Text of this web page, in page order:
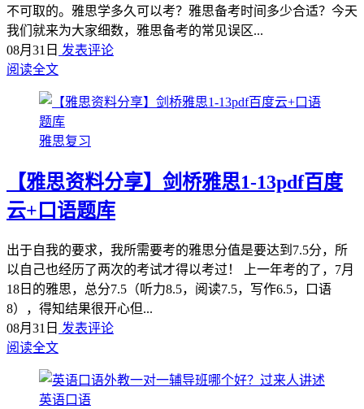
不可取的。雅思学多久可以考？雅思备考时间多少合适？今天
我们就来为大家细数，雅思备考的常见误区...
08月31日 发表评论
阅读全文
雅思复习
【雅思资料分享】剑桥雅思1-13pdf百度
云+口语题库
出于自我的要求，我所需要考的雅思分值是要达到7.5分，所
以自己也经历了两次的考试才得以考过！ 上一年考的了，7月
18日的雅思，总分7.5（听力8.5，阅读7.5，写作6.5，口语
8），得知结果很开心但...
08月31日 发表评论
阅读全文
英语口语